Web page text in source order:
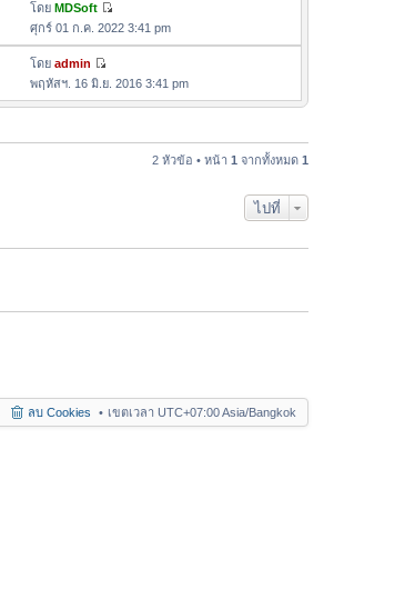
โดย MDSoft
ดู
ข้
ค
ว
ม
ศุกร์ 01 ก.ค. 2022 3:41 pm
โดย admin
ดู
ข้
พฤหัสฯ. 16 มิ.ย. 2016 3:41 pm
2 หัวข้อ • หน้า 1 จากทั้งหมด 1
ไปที่
เขตเวลา UTC+07:00 Asia/Bangkok
ลบ Cookies